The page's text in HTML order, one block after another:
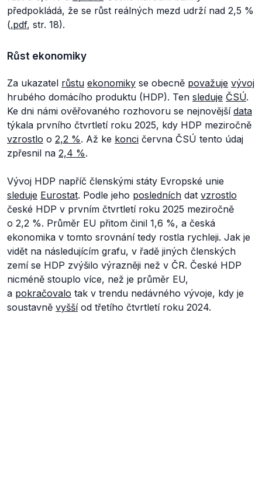
předpokládá, že se růst reálných mezd udrží nad 2,5 %
(.pdf, str. 18).
Růst ekonomiky
Za ukazatel růstu ekonomiky se obecně považuje vývoj
hrubého domácího produktu (HDP). Ten sleduje ČSÚ.
Ke dni námi ověřovaného rozhovoru se nejnovější data
týkala prvního čtvrtletí roku 2025, kdy HDP meziročně
vzrostlo o 2,2 %. Až ke konci června ČSÚ tento údaj
zpřesnil na 2,4 %.
Vývoj HDP napříč členskými státy Evropské unie
sleduje Eurostat. Podle jeho posledních dat vzrostlo
české HDP v prvním čtvrtletí roku 2025 meziročně
o 2,2 %. Průměr EU přitom činil 1,6 %, a česká
ekonomika v tomto srovnání tedy rostla rychleji. Jak je
vidět na následujícím grafu, v řadě jiných členských
zemí se HDP zvýšilo výrazněji než v ČR. České HDP
nicméně stouplo více, než je průměr EU,
a pokračovalo tak v trendu nedávného vývoje, kdy je
soustavně vyššíod třetího čtvrtletí roku 2024.